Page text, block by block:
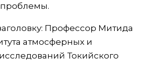
Профессор Митида
атмосферных и
Токийского